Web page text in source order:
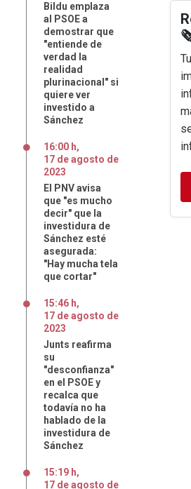
Bildu emplaza
al PSOE a
demostrar que
"entiende de
verdad la
realidad
plurinacional" si
quiere ver
investido a
Sánchez
16:00 h,
17 deagosto de
2023
El PNV avisa
que "es mucho
decir" que la
investidura de
Sánchez esté
asegurada:
"Hay mucha tela
que cortar"
15:46 h,
17 deagosto de
2023
Junts reafirma
su
"desconfianza"
en el PSOE y
recalca que
todavía no ha
hablado de la
investidura de
Sánchez
15:19 h,
17 deagosto de